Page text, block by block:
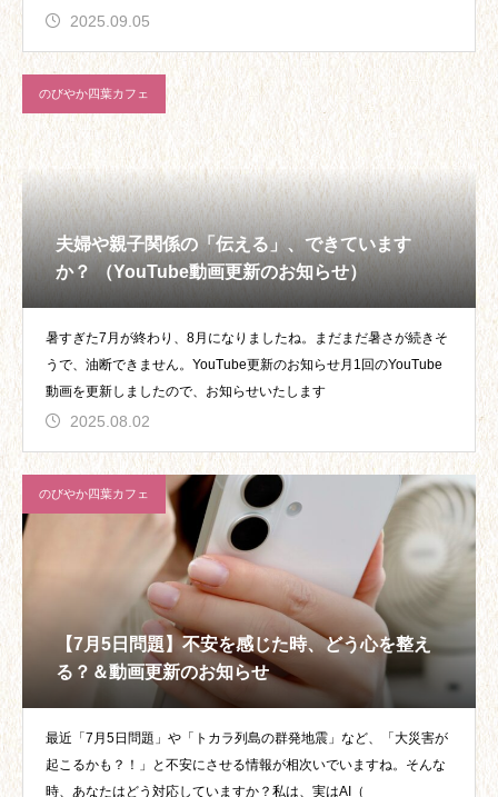
2025.09.05
のびやか四葉カフェ
夫婦や親子関係の「伝える」、できています
か？ （YouTube動画更新のお知らせ）
暑すぎた7月が終わり、8月になりましたね。まだまだ暑さが続きそ
うで、油断できません。YouTube更新のお知らせ月1回のYouTube
動画を更新しましたので、お知らせいたします
2025.08.02
のびやか四葉カフェ
【7月5日問題】不安を感じた時、どう心を整え
る？＆動画更新のお知らせ
最近「7月5日問題」や「トカラ列島の群発地震」など、「大災害が
起こるかも？！」と不安にさせる情報が相次いでいますね。そんな
時、あなたはどう対応していますか？私は、実はAI（